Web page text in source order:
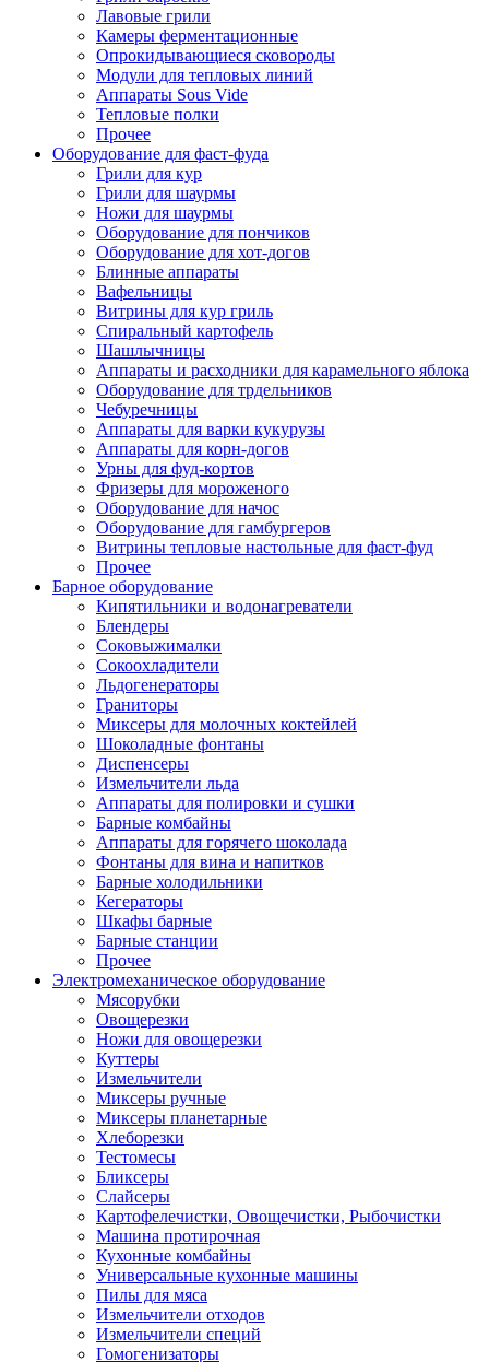
Лавовые грили
Камеры ферментационные
Опрокидывающиеся сковороды
Модули для тепловых линий
Аппараты Sous Vide
Тепловые полки
Прочее
Оборудование для фаст-фуда
Грили для кур
Грили для шаурмы
Ножи для шаурмы
Оборудование для пончиков
Оборудование для хот-догов
Блинные аппараты
Вафельницы
Витрины для кур гриль
Спиральный картофель
Шашлычницы
Аппараты и расходники для карамельного яблока
Оборудование для трдельников
Чебуречницы
Аппараты для варки кукурузы
Аппараты для корн-догов
Урны для фуд-кортов
Фризеры для мороженого
Оборудование для начос
Оборудование для гамбургеров
Витрины тепловые настольные для фаст-фуд
Прочее
Барное оборудование
Кипятильники и водонагреватели
Блендеры
Соковыжималки
Сокоохладители
Льдогенераторы
Граниторы
Миксеры для молочных коктейлей
Шоколадные фонтаны
Диспенсеры
Измельчители льда
Аппараты для полировки и сушки
Барные комбайны
Аппараты для горячего шоколада
Фонтаны для вина и напитков
Барные холодильники
Кегераторы
Шкафы барные
Барные станции
Прочее
Электромеханическое оборудование
Мясорубки
Овощерезки
Ножи для овощерезки
Куттеры
Измельчители
Миксеры ручные
Миксеры планетарные
Хлеборезки
Тестомесы
Бликсеры
Слайсеры
Картофелечистки, Овощечистки, Рыбочистки
Машина протирочная
Кухонные комбайны
Универсальные кухонные машины
Пилы для мяса
Измельчители отходов
Измельчители специй
Гомогенизаторы